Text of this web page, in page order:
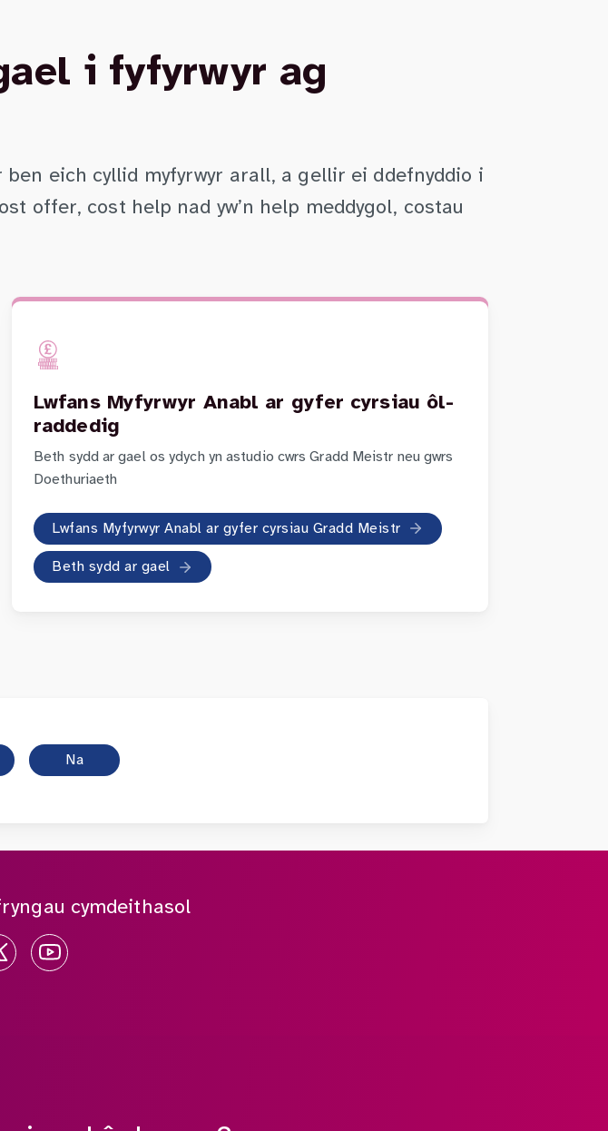
i fyfyrwyr ag
eich cyllid myfyrwyr arall, a gellir ei ddefnyddio i
offer, cost help nad yw’n help meddygol, costau
Lwfans Myfyrwyr Anabl ar gyfer cyrsiau ôl-
raddedig
Beth sydd ar gael os ydych yn astudio cwrs Gradd Meistr neu gwrs
Doethuriaeth
Lwfans Myfyrwyr Anabl ar gyfer cyrsiau Gradd Meistr
Beth sydd ar gael
Na
cymdeithasol